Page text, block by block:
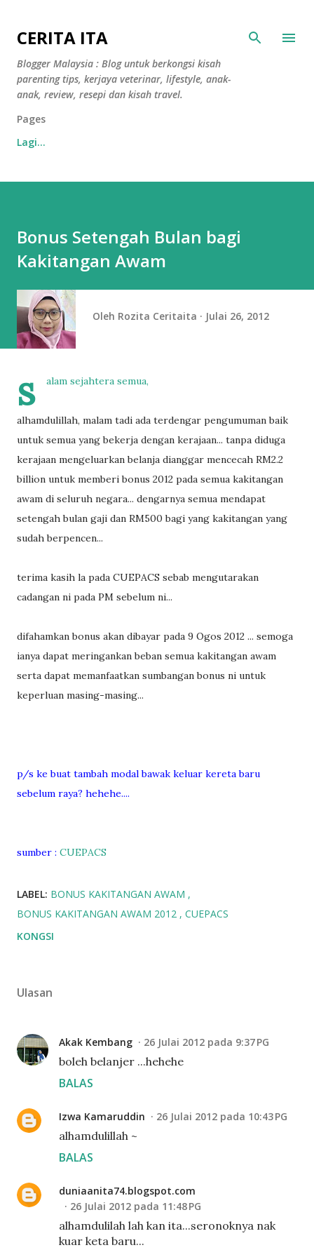
CERITA ITA
Blogger Malaysia : Blog untuk berkongsi kisah
parenting tips, kerjaya veterinar, lifestyle, anak-
anak, review, resepi dan kisah travel.
Pages
Lagi…
Bonus Setengah Bulan bagi
Kakitangan Awam
Oleh Rozita Ceritaita Julai 26, 2012
s alam sejahtera semua,
alhamdulillah, malam tadi ada terdengar pengumuman baik
untuk semua yang bekerja dengan kerajaan... tanpa diduga
kerajaan mengeluarkan belanja dianggar mencecah RM2.2
billion untuk memberi bonus 2012 pada semua kakitangan
awam di seluruh negara... dengarnya semua mendapat
setengah bulan gaji dan RM500 bagi yang kakitangan yang
sudah berpencen...
terima kasih la pada CUEPACS sebab mengutarakan
cadangan ni pada PM sebelum ni...
difahamkan bonus akan dibayar pada 9 Ogos 2012 ... semoga
ianya dapat meringankan beban semua kakitangan awam
serta dapat memanfaatkan sumbangan bonus ni untuk
keperluan masing-masing...
p/s ke buat tambah modal bawak keluar kereta baru
sebelum raya? hehehe....
sumber : CUEPACS
LABEL: BONUS KAKITANGAN AWAM
BONUS KAKITANGAN AWAM 2012
CUEPACS
KONGSI
Ulasan
Akak Kembang 26 Julai 2012 pada 9:37 PG
boleh belanjer ...hehehe
BALAS
Izwa Kamaruddin 26 Julai 2012 pada 10:43 PG
alhamdulillah ~
BALAS
duniaanita74.blogspot.com
26 Julai 2012 pada 11:48 PG
alhamdulilah lah kan ita...seronoknya nak
kuar keta baru...